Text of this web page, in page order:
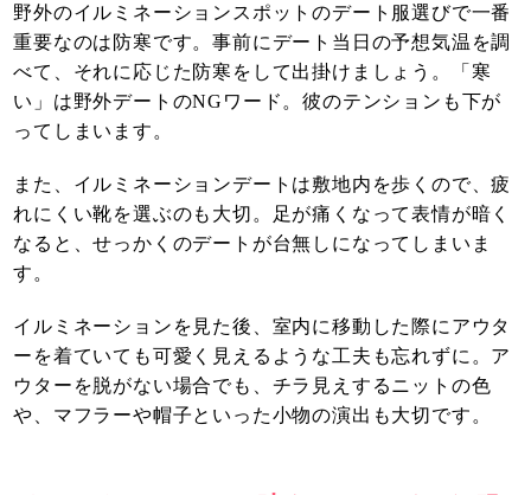
野外のイルミネーションスポットのデート服選びで一番
重要なのは防寒です。事前にデート当日の予想気温を調
べて、それに応じた防寒をして出掛けましょう。「寒
い」は野外デートのNGワード。彼のテンションも下が
ってしまいます。
また、イルミネーションデートは敷地内を歩くので、疲
れにくい靴を選ぶのも大切。足が痛くなって表情が暗く
なると、せっかくのデートが台無しになってしまいま
す。
イルミネーションを見た後、室内に移動した際にアウタ
ーを着ていても可愛く見えるような工夫も忘れずに。ア
ウターを脱がない場合でも、チラ見えするニットの色
や、マフラーや帽子といった小物の演出も大切です。